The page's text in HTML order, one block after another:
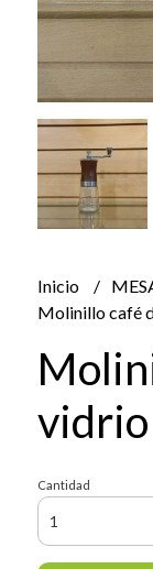
Inicio
Molinillo café
Cantidad